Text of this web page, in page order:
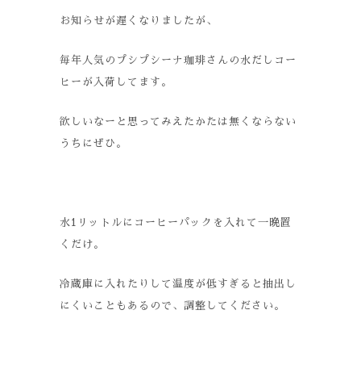
お知らせが遅くなりましたが、
毎年人気のプシプシーナ珈琲さんの水だしコー
ヒーが入荷してます。
欲しいなーと思ってみえたかたは無くならない
うちにぜひ。
水1リットルにコーヒーパックを入れて一晩置
くだけ。
冷蔵庫に入れたりして温度が低すぎると抽出し
にくいこともあるので、調整してください。